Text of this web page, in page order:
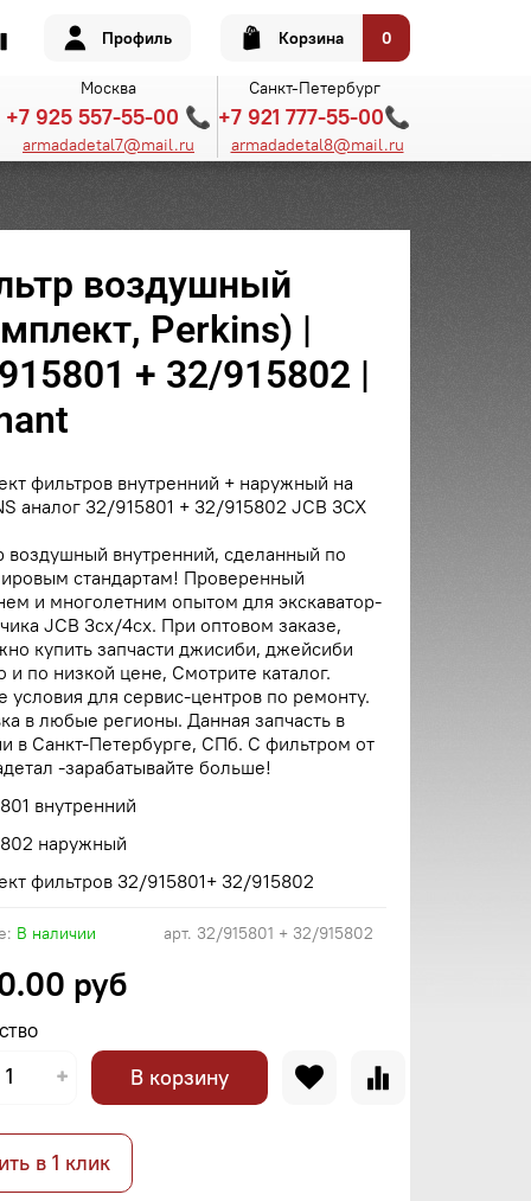
Профиль Корзина 0
Москва Санкт-Петербург
+7 925 557-55-00 📞 +7 921 777-55-00📞
armadadetal7@mail.ru armadadetal8@mail.ru
арт. 32/915801 + 32/915802
В наличии
воздушный
Perkins) |
+ 32/915802 |
руб
В корзину
в 1 клик
фильтров внутренний + наружный на
аналог 32/915801 + 32/915802 JCB 3CX
воздушный внутренний, сделанный по
стандартам! Проверенный
и многолетним опытом для экскаватор-
JCB 3cx/4cx. При оптовом заказе,
купить запчасти джисиби, джейсиби
и по низкой цене, Смотрите каталог.
условия для сервис-центров по ремонту.
в любые регионы. Данная запчасть в
в Санкт-Петербурге, СПб. С фильтром от
-зарабатывайте больше!
внутренний
наружный
фильтров 32/915801+ 32/915802